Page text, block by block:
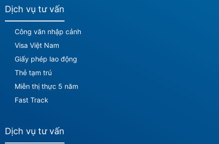
Dịch vụ tư vấn
Công văn nhập cảnh
Visa Việt Nam
Giấy phép lao động
Thẻ tạm trú
Miễn thị thực 5 năm
Fast Track
Dịch vụ tư vấn